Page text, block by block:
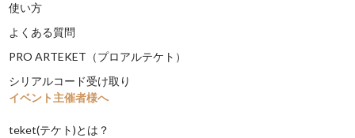
使い方
よくある質問
PRO ARTEKET（プロアルテケト）
シリアルコード受け取り
イベント主催者様へ
teket(テケト)とは？